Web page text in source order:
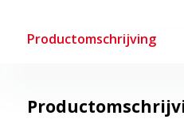
Productomschrijving